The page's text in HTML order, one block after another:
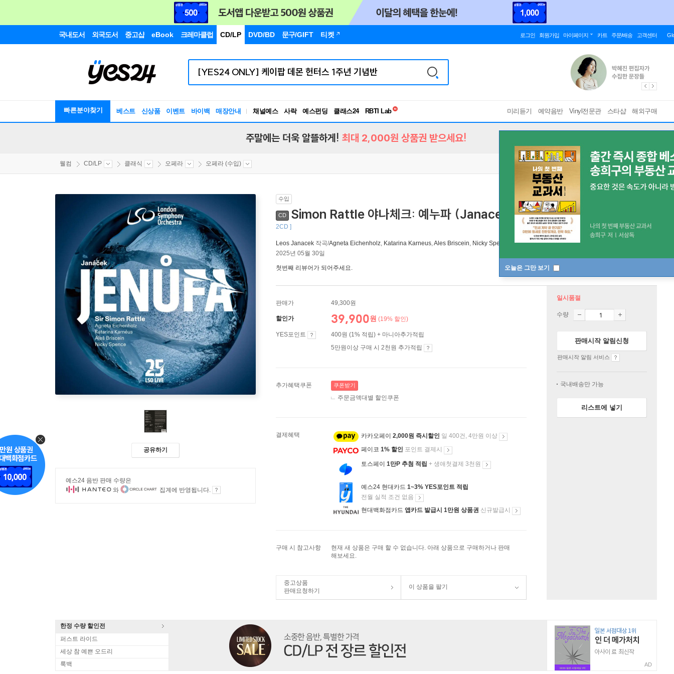
국내도서 외국도서 중고샵 eBook 크레마클럽 CD/LP DVD/BD 문구/GIFT 티켓 로그인 회원가입 마이페이지 카트 주문/배송 고객센터
빠른분야찾기 베스트 신상품 이벤트 바이백 매장안내 채널예스 사락 예스펀딩 클래스24
RBTI Lab
독서유형검사
미리듣기 예약음반 Vinyl전문관 스타샵 해외구매
오늘은 그만 보기
주말에는 더욱 알뜰하게! 최대 2,000원 상품권 받으세요!
웰컴 CD/LP 클래식 오페라 오페라 (수입)
공유하기
예스24 음반 판매 수량은
와
집계에 반영됩니다.
수입
CD Simon Rattle 야나체크: 예누파 (Janacek: Jenufa) [SACD Hybrid]
2CD ]
Leos Janacek 작곡/Agneta Eichenholz, Katarina Karneus,Ales Briscein, Nicky Spence 노래 외 2명 LSO Live
2025년 05월 30일
첫번째 리뷰어가 되어주세요.
판매가 49,300원
할인가 39,900원 (19% 할인)
YES포인트
400원 (1% 적립) + 마니아추가적립
5만원이상 구매 시 2천원 추가적립
추가혜택쿠폰 쿠폰받기
주문금액대별 할인쿠폰
결제혜택 카카오페이 2,000원 즉시할인 일 400건, 4만원 이상
페이코 1% 할인 포인트 결제시
토스페이 1만P 추첨 적립 + 생애첫결제 3천원
예스24 현대카드 1~3% YES포인트 적립
전월 실적 조건 없음
현대백화점카드 앱카드 발급시 1만원 상품권 신규발급시
구매 시 참고사항
현재 새 상품은 구매 할 수 없습니다. 아래 상품으로 구매하거나 판매
해보세요.
중고상품
판매요청하기
이 상품을 팔기
일시품절
수량
판매시작 알림신청
판매시작 알림 서비스
국내배송만 가능
리스트에 넣기
한정 수량 할인전
퍼스트 라이드
세상 참 예쁜 오드리
룩백
AD